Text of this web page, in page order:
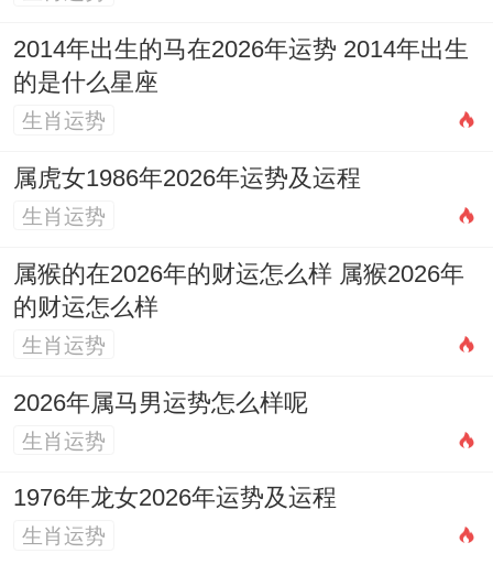
主为火），反能通关调与，不过此属特例。
亥申相害亦需注意。猪年出生者（如1995年
乙亥）与猴形成「金水相浊」，亥中壬水伤
官易激化申中庚金戾气，初时虽吸引，久处
则多怨怼，除生肖外，命局自刑（如猴方八
字见「申申」自刑）者，自身情感已多纠
结，配婚时更需择包容性强的对象，这提示
合婚必须多范围参看不可单凭生肖定吉凶。
七、实际合婚例子测算
丁丑年辛亥月出生的女性属猴者。日柱若为
「戊申」，月干辛金伤官透出，感情中追求
浪漫，但时柱见「丙辰」印星，最终择偶可
2014年出生的马在2026年运势 2014年出生
的是什么星座
生肖运势
属虎女1986年2026年运势及运程
生肖运势
属猴的在2026年的财运怎么样 属猴2026年
的财运怎么样
生肖运势
2026年属马男运势怎么样呢
生肖运势
1976年龙女2026年运势及运程
生肖运势